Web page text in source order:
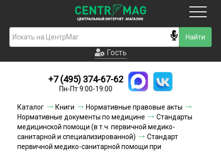
Гость
Новинки
Условия доставки
Условия оплаты
Контакты
Гость
+7 (495) 374-67-62
Пн-Пт 9:00-19:00
Каталог Книги
Нормативные правовые акты
Нормативные документы по медицине
Стандарты
медицинской помощи (в т.ч. первичной медико-
санитарной и специализированной)
Стандарт
первичной медико-санитарной помощи при